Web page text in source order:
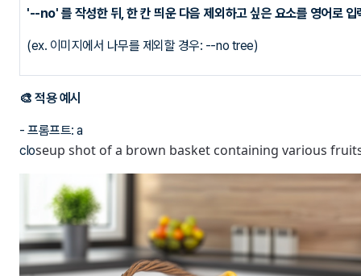
'--no' 를 작성한 뒤, 한 칸 띄운 다음 제외하고 싶은 요소를 영어로 입
(ex. 이미지에서 나무를 제외할 경우: --no tree)
🎨 적용 예시
- 프롬프트: a
closeup shot of a brown basket containing various